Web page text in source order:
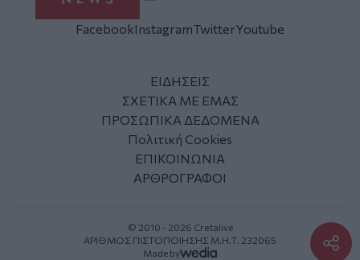
FacebookInstagramTwitterYoutube
ΕΙΔΗΣΕΙΣ
ΣΧΕΤΙΚΑ ΜΕ ΕΜΑΣ
ΠΡΟΣΩΠΙΚΑ ΔΕΔΟΜΕΝΑ
Πολιτική Cookies
ΕΠΙΚΟΙΝΩΝΙΑ
ΑΡΘΡΟΓΡΑΦΟΙ
© 2010 - 2026 Cretalive
ΑΡΙΘΜΟΣ ΠΙΣΤΟΠΟΙΗΣΗΣ Μ.Η.Τ. 232065
Made by